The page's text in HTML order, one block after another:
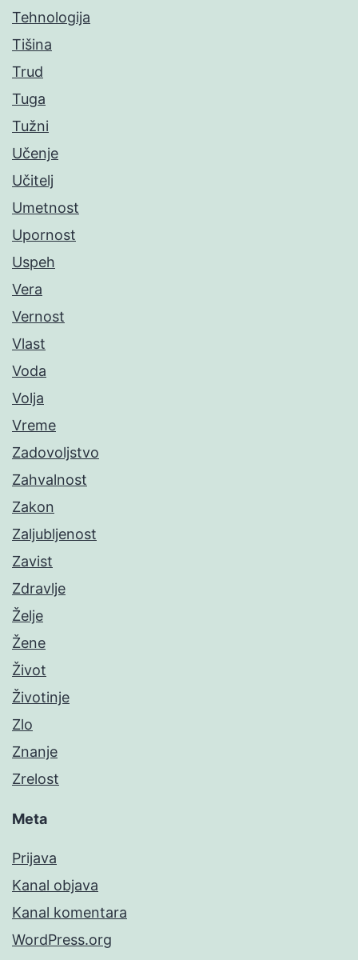
Tehnologija
Tišina
Trud
Tuga
Tužni
Učenje
Učitelj
Umetnost
Upornost
Uspeh
Vera
Vernost
Vlast
Voda
Volja
Vreme
Zadovoljstvo
Zahvalnost
Zakon
Zaljubljenost
Zavist
Zdravlje
Želje
Žene
Život
Životinje
Zlo
Znanje
Zrelost
Meta
Prijava
Kanal objava
Kanal komentara
WordPress.org